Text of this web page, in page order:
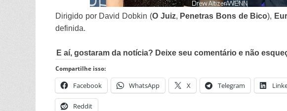
Dirigido por David Dobkin (O Juiz, Penetras Bons de Bico),
definida.
E aí, gostaram da notícia? Deixe seu comentário e não
Compartilhe isso:
Facebook WhatsApp X Telegram
Reddit